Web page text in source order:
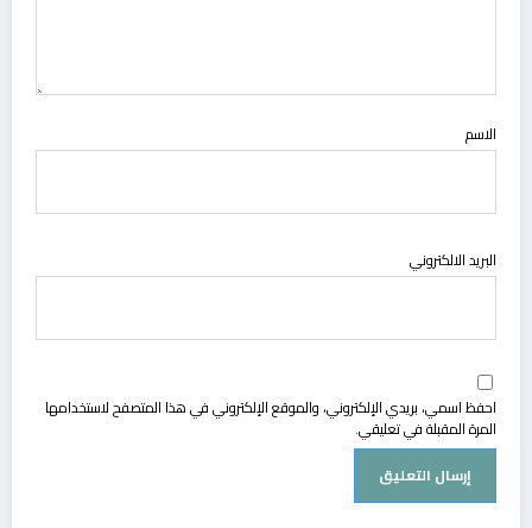
الاسم
البريد الالكتروني
احفظ اسمي، بريدي الإلكتروني، والموقع الإلكتروني في هذا المتصفح لاستخدامها
المرة المقبلة في تعليقي.